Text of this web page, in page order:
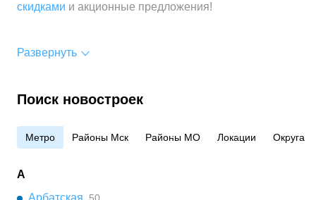
скидками и акционные предложения!
Развернуть
Поиск новостроек
Метро Районы Мск Районы МО Локации Округа
А
Арбатская